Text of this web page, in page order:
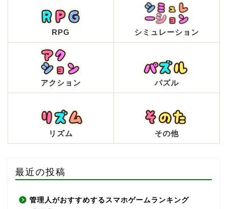
RPG シミュレーション
アクション パズル
リズム その他
最近の投稿
管理人がおすすめするスマホゲームランキング